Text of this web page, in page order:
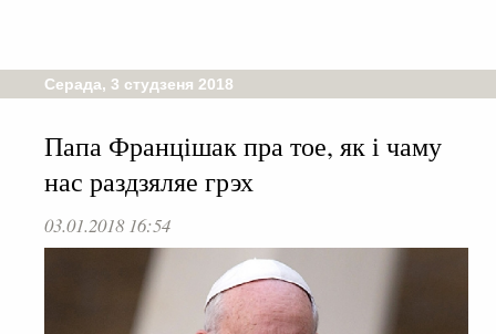
Серада, 3 студзеня 2018
Папа Францішак пра тое, як і чаму
нас раздзяляе грэх
03.01.2018 16:54